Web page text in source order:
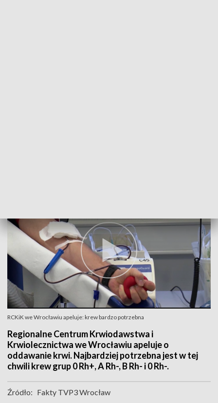
RCKiK we Wrocławiu apeluje: krew bardzo potrzebna
Regionalne Centrum Krwiodawstwa i
Krwiolecznictwa we Wrocławiu apeluje o
oddawanie krwi. Najbardziej potrzebna jest w tej
chwili krew grup 0 Rh+, A Rh-, B Rh- i 0 Rh-.
Źródło: Fakty TVP3 Wrocław